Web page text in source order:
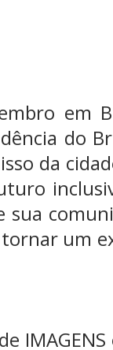
em
do
da
sua
um